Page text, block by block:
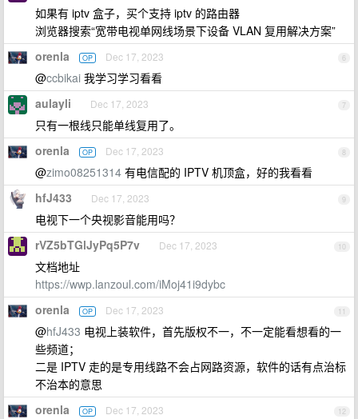
如果有 iptv 盒子，买个支持 iptv 的路由器
浏览器搜索“宽带电视单网线场景下设备 VLAN 复用解决方案”
6
orenla OP Dec 17, 2023
@ccbikai 我学习学习看看
7
aulayli Dec 17, 2023
只有一根线只能单线复用了。
8
orenla OP Dec 17, 2023
@zimo08251314 有电信配的 IPTV 机顶盒，好的我看看
9
hfJ433 Dec 17, 2023
电视下一个央视影音能用吗？
10
rVZ5bTGlJyPq5P7v Dec 17, 2023
文档地址
https://wwp.lanzoul.com/iMoj41i9dybc
11
orenla OP Dec 17, 2023
@hfJ433 电视上装软件，首先版权不一，不一定能看想看的一
些频道；
二是 IPTV 走的是专用线路不会占网路资源，软件的话有点治标
不治本的意思
12
orenla OP Dec 17, 2023